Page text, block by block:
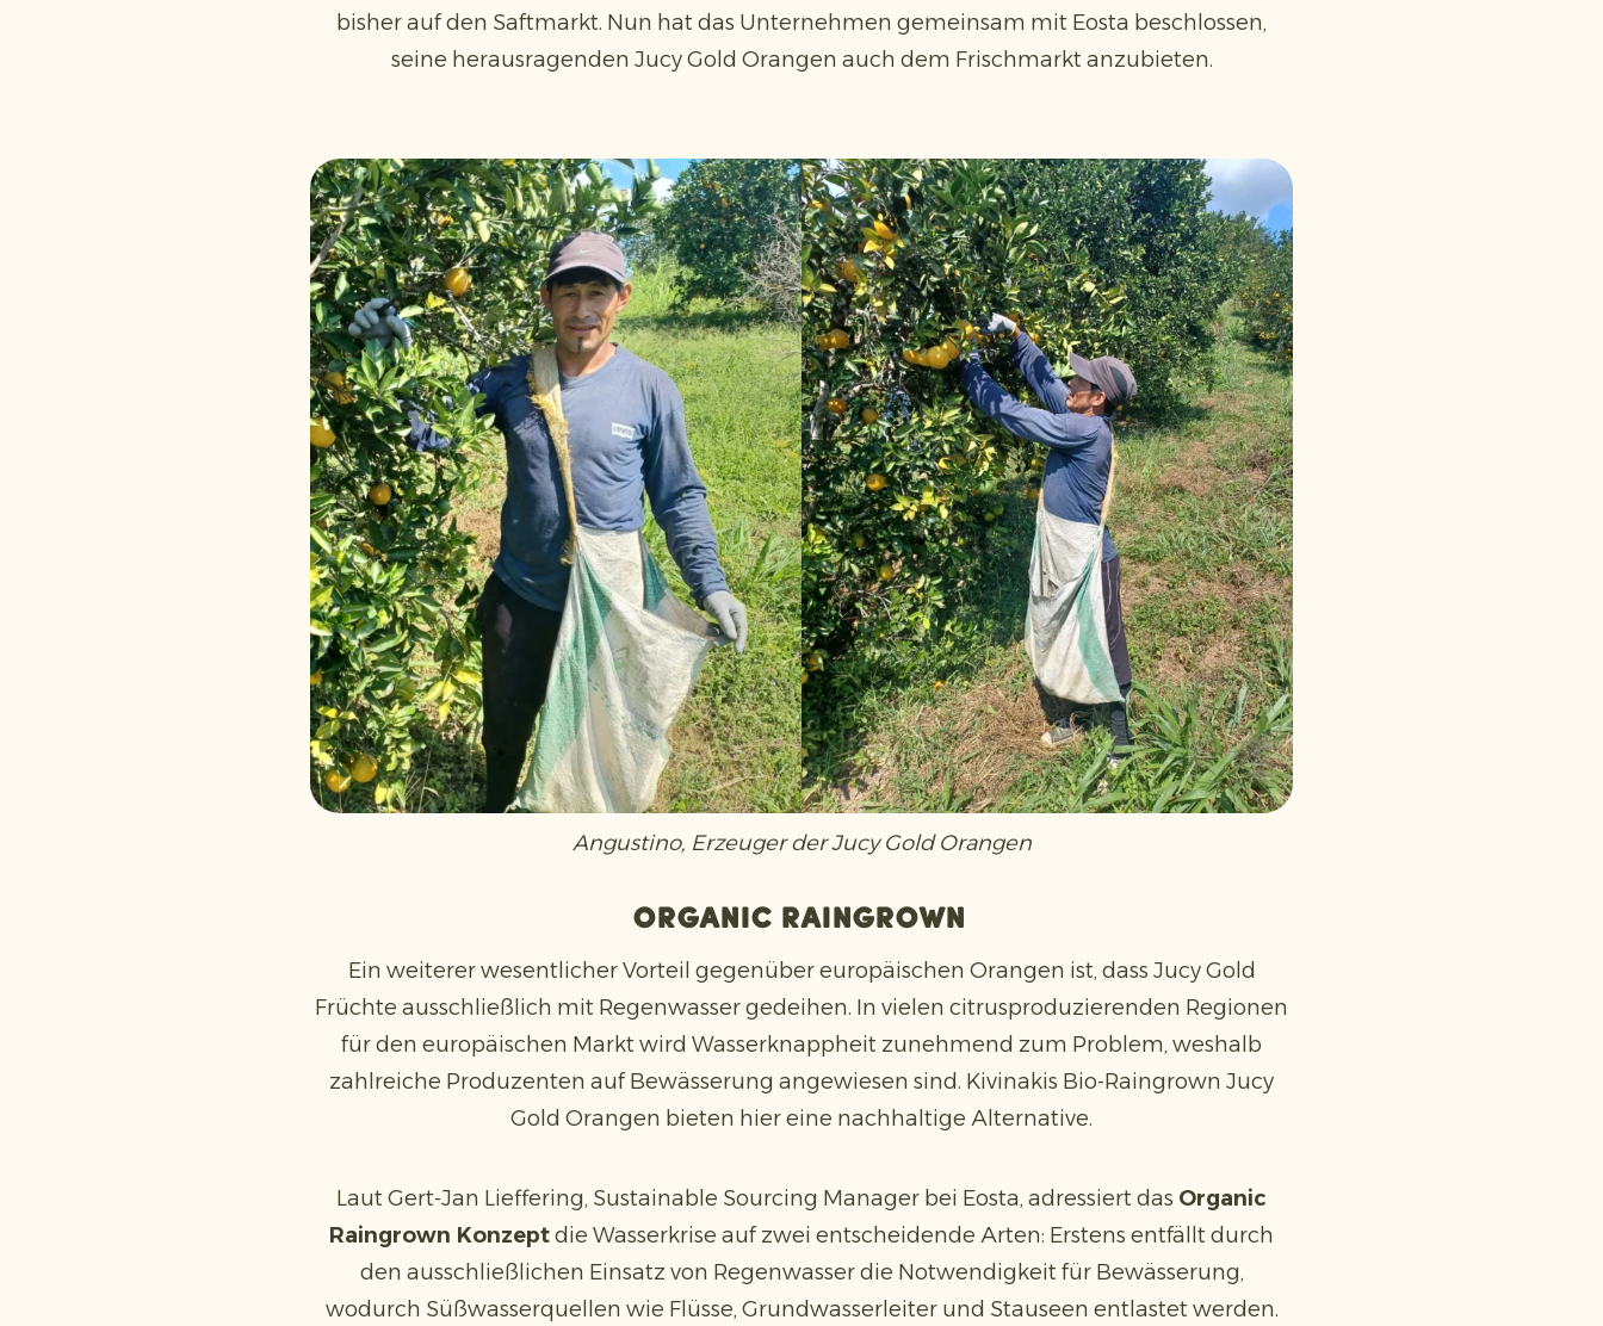
bisher auf den Saftmarkt. Nun hat das Unternehmen gemeinsam mit Eosta beschlossen,
seine herausragenden Jucy Gold Orangen auch dem Frischmarkt anzubieten.
Angustino, Erzeuger der Jucy Gold Orangen
Organic Raingrown
Ein weiterer wesentlicher Vorteil gegenüber europäischen Orangen ist, dass Jucy Gold
Früchte ausschließlich mit Regenwasser gedeihen. In vielen citrusproduzierenden Regionen
für den europäischen Markt wird Wasserknappheit zunehmend zum Problem, weshalb
zahlreiche Produzenten auf Bewässerung angewiesen sind. Kivinakis Bio-Raingrown Jucy
Gold Orangen bieten hier eine nachhaltige Alternative.
Laut Gert-Jan Lieffering, Sustainable Sourcing Manager bei Eosta, adressiert das Organic
Raingrown Konzeptdie Wasserkrise auf zwei entscheidende Arten: Erstens entfällt durch
den ausschließlichen Einsatz von Regenwasser die Notwendigkeit für Bewässerung,
wodurch Süßwasserquellen wie Flüsse, Grundwasserleiter und Stauseen entlastet werden.